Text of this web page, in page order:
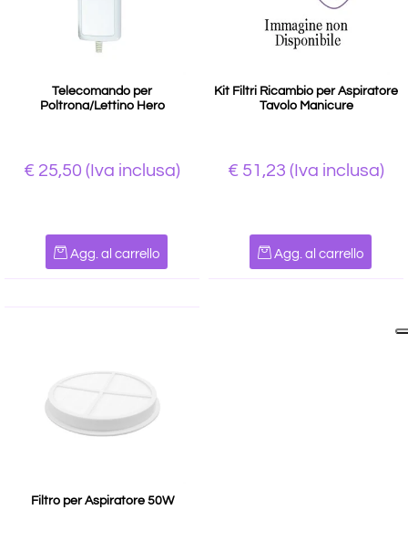
Telecomando per
Poltrona/Lettino Hero
€ 25,50 (Iva inclusa)
Agg. al carrello
Kit Filtri Ricambio per Aspiratore
Tavolo Manicure
€ 51,23 (Iva inclusa)
Agg. al carrello
Filtro per Aspiratore 50W